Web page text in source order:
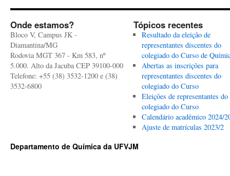
Onde estamos?
Bloco V, Campus JK -
Diamantina/MG
Rodovia MGT 367 - Km 583, nº
5.000. Alto da Jacuba CEP 39100-000
Telefone: +55 (38) 3532-1200 e (38)
3532-6800
Tópicos recentes
Resultado da eleição de
representantes discentes do
colegiado do Curso de
Abertas as inscrições para
representantes discentes do
colegiado do Curso
Eleições de representantes do
colegiado do Curso
Calendário acadêmico 2024/
Ajuste de matrículas 2023/2
Departamento de Química da UFVJM